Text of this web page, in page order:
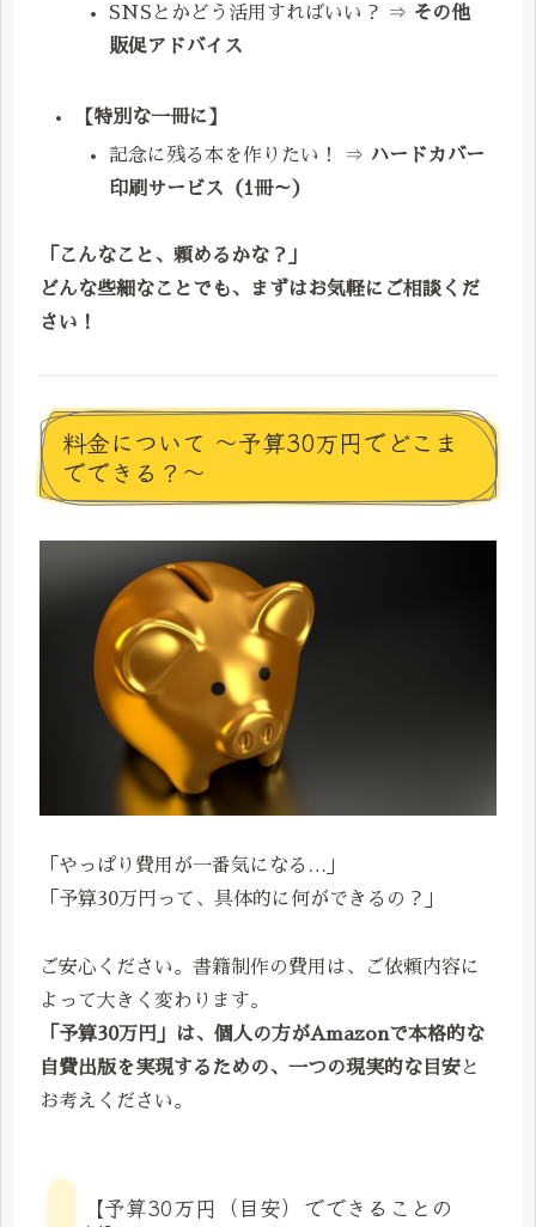
SNSとかどう活用すればいい？ ⇒ その他
販促アドバイス
【特別な一冊に】
記念に残る本を作りたい！ ⇒ ハードカバー
印刷サービス（1冊～）
「こんなこと、頼めるかな？」
どんな些細なことでも、まずはお気軽にご相談くだ
さい！
料金について ～予算30万円でどこま
でできる？～
「やっぱり費用が一番気になる…」
「予算30万円って、具体的に何ができるの？」
ご安心ください。書籍制作の費用は、ご依頼内容に
よって大きく変わります。
「予算30万円」は、個人の方がAmazonで本格的な
自費出版を実現するための、一つの現実的な目安と
お考えください。
【予算30万円（目安）でできることの